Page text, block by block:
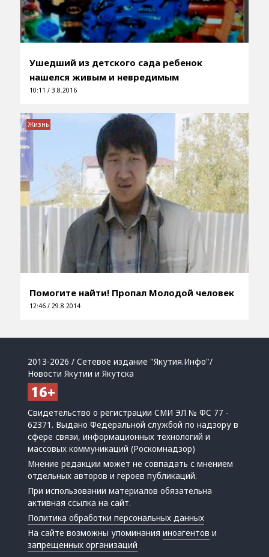
Ушедший из детского сада ребенок
нашелся живым и невредимым
10:11 / 3.8.2016
Помогите найти! Пропал Молодой человек
12:46 / 29.8.2014
Жизнь
2013-2026 / Сетевое издание "Якутия.Инфо"/
Новости Якутии и Якутска
Свидетельство о регистрации СМИ ЭЛ № ФС 77 -
62371. Выдано Федеральной службой по надзору в
сфере связи, информационных технологий и
массовых коммуникаций (Роскомнадзор)
Мнение редакции может не совпадать с мнением
отдельных авторов и героев публикаций.
При использовании материалов обязательна
активная ссылка на сайт.
Политика обработки персональных данных
На сайте возможны упоминанияиноагентов и
запрещенных организаций